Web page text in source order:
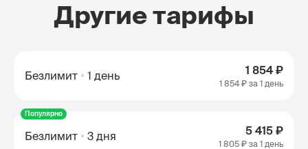
Другие тарифы
Безлимит 1 день 1 854 ₽
1 854 ₽ за 1 день
Популярно
Безлимит 3 дня 5 415 ₽
1 805 ₽ за 1 день